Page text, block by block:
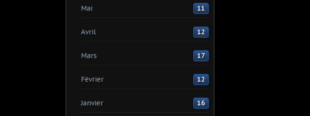
Mai 11
Avril 12
Mars 17
Février 12
Janvier 16